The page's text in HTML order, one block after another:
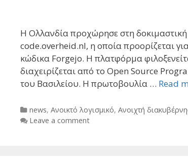
Η Ολλανδία προχώρησε στη
code.overheid.nl, η οποία προορίζεται
κώδικα Forgejo. Η πλατφόρμα
διαχειρίζεται από το Open Source
του Βασιλείου. Η πρωτοβουλία … Read
Categories
news, Ανοικτό λογισμικό, Ανοιχτή
Leave a comment